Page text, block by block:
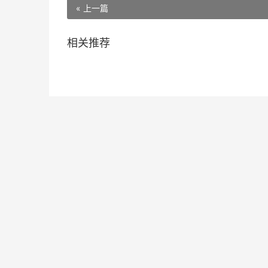
« 上一篇
相关推荐